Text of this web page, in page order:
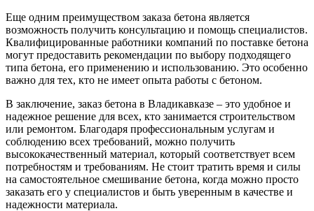
Еще одним преимуществом заказа бетона является
возможность получить консультацию и помощь специалистов.
Квалифицированные работники компаний по поставке бетона
могут предоставить рекомендации по выбору подходящего
типа бетона, его применению и использованию. Это особенно
важно для тех, кто не имеет опыта работы с бетоном.
В заключение, заказ бетона в Владикавказе – это удобное и
надежное решение для всех, кто занимается строительством
или ремонтом. Благодаря профессиональным услугам и
соблюдению всех требований, можно получить
высококачественный материал, который соответствует всем
потребностям и требованиям. Не стоит тратить время и силы
на самостоятельное смешивание бетона, когда можно просто
заказать его у специалистов и быть уверенным в качестве и
надежности материала.